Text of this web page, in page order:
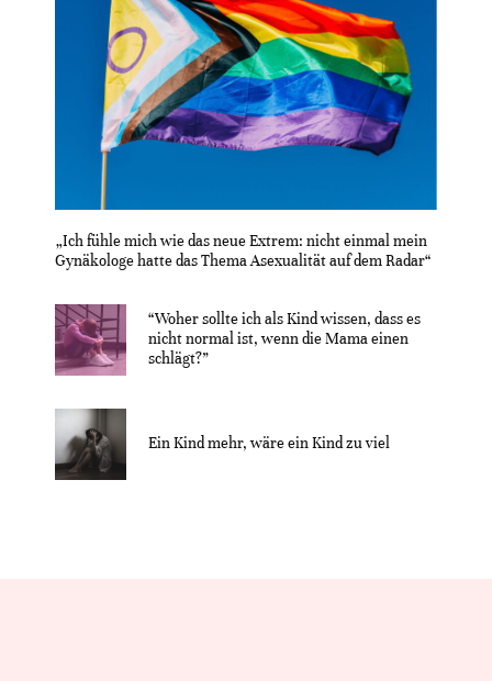
„Ich fühle mich wie das neue Extrem: nicht einmal mein
Gynäkologe hatte das Thema Asexualität auf dem Radar“
“Woher sollte ich als Kind wissen, dass es
nicht normal ist, wenn die Mama einen
schlägt?”
Ein Kind mehr, wäre ein Kind zu viel